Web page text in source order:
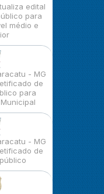
edital
para
médio e
- MG
de
para
- MG
de